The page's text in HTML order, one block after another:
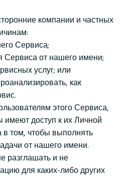
компании и частных
Сервиса;
Сервиса от нашего имени;
услуг; или
как
этого Сервиса,
имеют доступ к их Личной
том, чтобы выполнять
от нашего имени.
разглашать и не
для каких-либо других